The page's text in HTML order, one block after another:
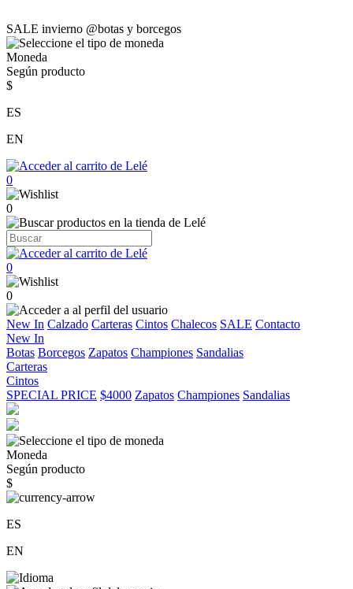
SALE invierno @botas y borcegos
Moneda
Según producto
$
ES
EN
0
0
0
0
New In Calzado Carteras Cintos Chalecos SALE Contacto
New In
Botas Borcegos Zapatos Championes Sandalias
Carteras
Cintos
SPECIAL PRICE $4000 Zapatos Championes Sandalias
Moneda
Según producto
$
ES
EN